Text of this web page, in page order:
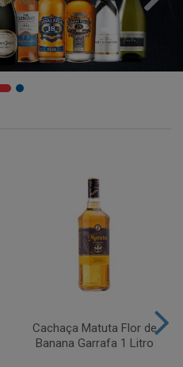
Cachaça Matuta Flor de
Banana Garrafa 1 Litro